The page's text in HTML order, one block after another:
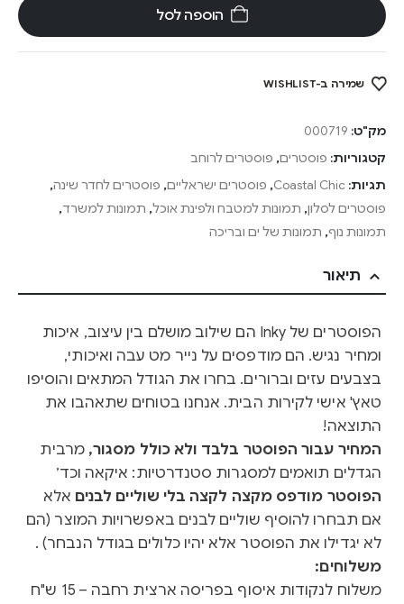
הוספה לסל
שמירה ב-WISHLIST
מק"ט: 000719
קטגוריות: פוסטרים, פוסטרים לרוחב
תגיות: Coastal Chic
, פוסטרים ישראליים, פוסטרים לחדר שינה,
פוסטרים לסלון, תמונות למטבח ולפינת אוכל, תמונות למשרד,
תמונות נוף, תמונות של ים ובריכה
תיאור
הפוסטרים של Inky הם שילוב מושלם בין עיצוב, איכות
ומחיר נגיש. הם מודפסים על נייר מט עבה ואיכותי,
בצבעים עזים וברורים. בחרו את הגודל המתאים והוסיפו
טאץ' אישי לקירות הבית. אנחנו בטוחים שתאהבו את
התוצאה!
המחיר עבור הפוסטר בלבד ולא כולל מסגור, מרבית
הגדלים תואמים למסגרות סטנדרטיות: איקאה וכד׳
הפוסטר מודפס מקצה לקצה בלי שוליים לבנים אלא
אם תבחרו להוסיף שוליים לבנים באפשרויות המוצר (הם
לא יגדילו את הפוסטר אלא יהיו כלולים בגודל הנבחר) .
משלוחים:
משלוח לנקודות איסוף בפריסה ארצית רחבה – 15 ש"ח